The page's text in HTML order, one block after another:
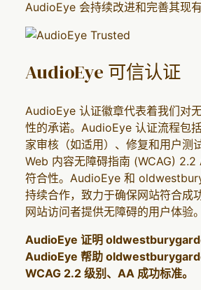
AudioEye 会持续改进和完善其现有
AudioEye 可信认证
AudioEye 认证徽章代表着我们对
性的承诺。AudioEye 认证流程包
家审核（如适用）、修复和用户测
Web 内容无障碍指南 (WCAG) 2.2
符合性。AudioEye 和
持续合作，致力于确保网站符合成
网站访问者提供无障碍的用户体验。
AudioEye 证明
AudioEye 帮助
WCAG 2.2 级别、AA 成功标准。